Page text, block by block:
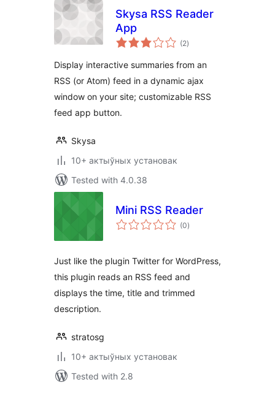
Skysa RSS Reader
App
(2total
ratings
)
Display interactive summaries from an
RSS (or Atom) feed in a dynamic ajax
window on your site; customizable RSS
feed app button.
Skysa
10+ актыўных установак
Tested with 4.0.38
Mini RSS Reader
(0total
ratings
)
Just like the plugin Twitter for WordPress,
this plugin reads an RSS feed and
displays the time, title and trimmed
description.
stratosg
10+ актыўных установак
Tested with 2.8